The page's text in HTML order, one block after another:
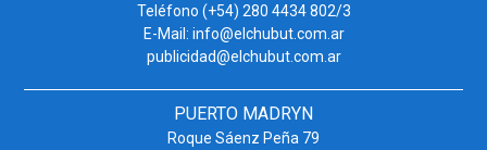
Teléfono (+54) 280 4434 802/3
E-Mail: info@elchubut.com.ar
publicidad@elchubut.com.ar
PUERTO MADRYN
Roque Sáenz Peña 79